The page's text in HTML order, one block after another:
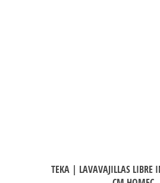
TEKA | LAVAVAJILLAS LIBRE